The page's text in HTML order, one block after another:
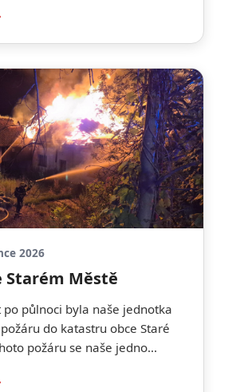
2026
Starém Městě
po půlnoci byla naše jednotka
do katastru obce Staré
požáru se naše jedno...